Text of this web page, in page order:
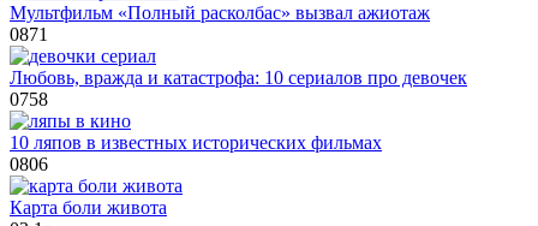
Мультфильм «Полный расколбас» вызвал ажиотаж
0871
Любовь, вражда и катастрофа: 10 сериалов про девочек
0758
10 ляпов в известных исторических фильмах
0806
Карта боли живота